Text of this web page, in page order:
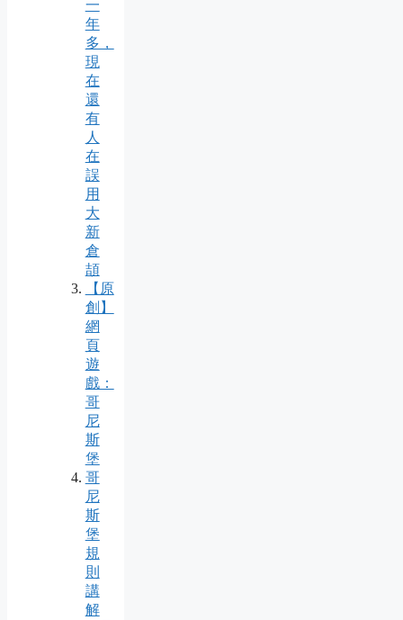
一
年
多，
現
在
還
有
人
在
誤
用
大
新
倉
頡
【原
創】
網
頁
遊
戲：
哥
尼
斯
堡
哥
尼
斯
堡
規
則
講
解